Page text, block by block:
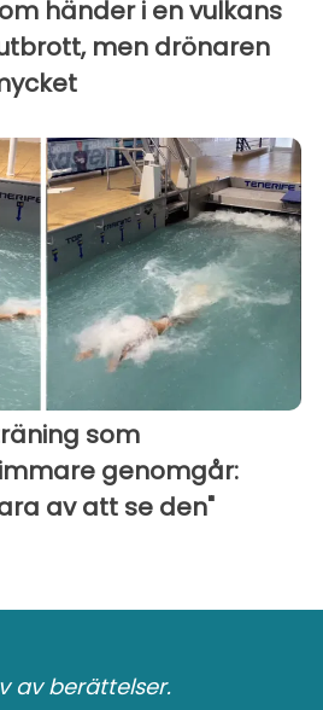
händer i en vulkans
men drönaren
som
genomgår:
av att se den"
av berättelser.